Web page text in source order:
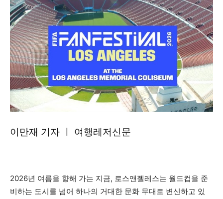
이만재 기자 ㅣ 여행레저신문
2026년 여름을 향해 가는 지금, 로스앤젤레스는 월드컵을 준
비하는 도시를 넘어 하나의 거대한 문화 무대로 변신하고 있